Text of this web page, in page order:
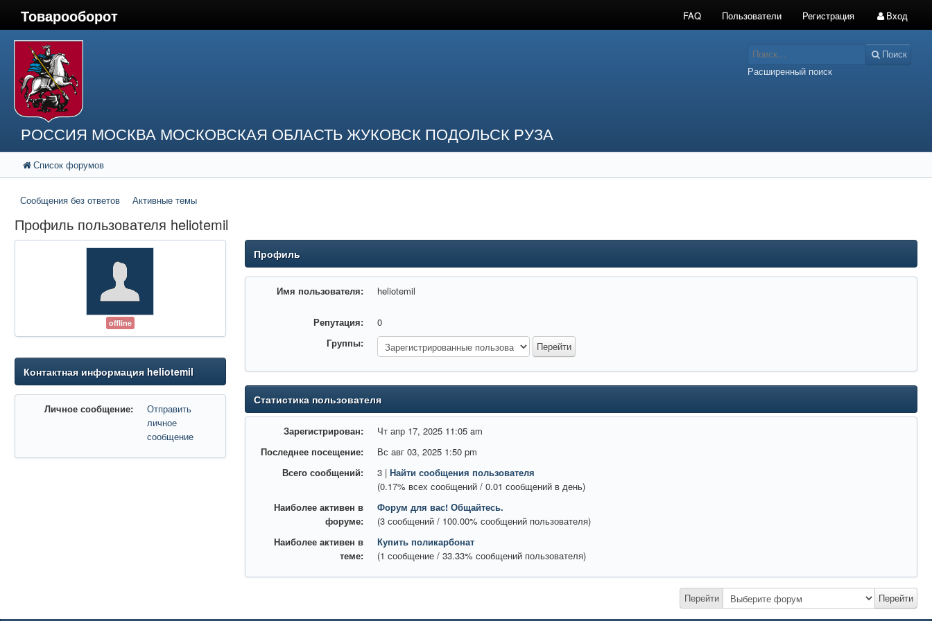
Товарооборот FAQ Пользователи Регистрация Вход
РОССИЯ МОСКВА МОСКОВСКАЯ ОБЛАСТЬ ЖУКОВСК ПОДОЛЬСК РУЗА
Поиск
Расширенный поиск
Список форумов
Сообщения без ответов Активные темы
Профиль пользователя heliotemil
offline
Контактная информация heliotemil
Личное сообщение:
Отправить
личное
сообщение
Профиль
Имя пользователя: heliotemil
Репутация:
0
Группы:
Статистика пользователя
Зарегистрирован:
Чт апр 17, 2025 11:05 am
Последнее посещение:
Вс авг 03, 2025 1:50 pm
Всего сообщений:
3 |Найти сообщения пользователя
(0.17% всех сообщений / 0.01 сообщений в день)
Наиболее активен в
форуме:
Форум для вас! Общайтесь.
(3 сообщений / 100.00% сообщений пользователя)
Наиболее активен в
теме:
Купить поликарбонат
(1 сообщение / 33.33% сообщений пользователя)
Перейти Перейти